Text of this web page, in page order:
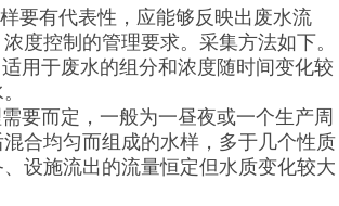
要有代表性，应能够反映出废水流
度控制的管理要求。采集方法如下。
用于废水的组分和浓度随时间变化较
要而定，一般为一昼夜或一个生产周
合均匀而组成的水样，多于几个性质
设施流出的流量恒定但水质变化较大